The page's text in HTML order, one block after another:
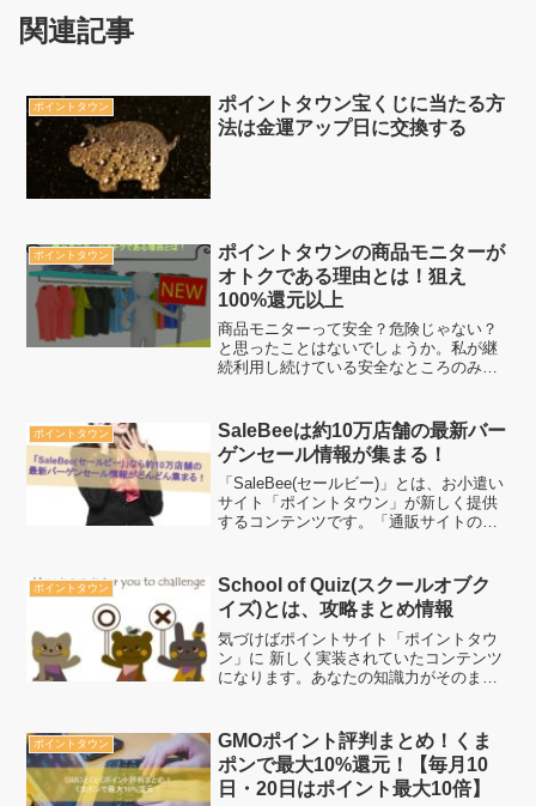
関連記事
ポイントタウン
ポイントタウン宝くじに当たる方
法は金運アップ日に交換する
ポイントタウン
ポイントタウンの商品モニターが
オトクである理由とは！狙え
100%還元以上
商品モニターって安全？危険じゃない？
と思ったことはないでしょうか。私が継
続利用し続けている安全なところのみを
ポイントタウン
SaleBeeは約10万店舗の最新バー
ゲンセール情報が集まる！
「SaleBee(セールビー)」とは、お小遣い
サイト「ポイントタウン」が新しく提供
するコンテンツです。「通販サイトの最
良いコンテンツですね。2015夏の暑さも
吹き飛ぶぐ...
ポイントタウン
School of Quiz(スクールオブク
イズ)とは、攻略まとめ情報
気づけばポイントサイト「ポイントタウ
ン」に 新しく実装されていたコンテンツ
になります。あなたの知識力がそのまま
ンテンツと違うのはまさに、 あなたの知
識力次第で獲得できる...
ポイントタウン
GMOポイント評判まとめ！くま
ポンで最大10%還元！【毎月10
日・20日はポイント最大10倍】